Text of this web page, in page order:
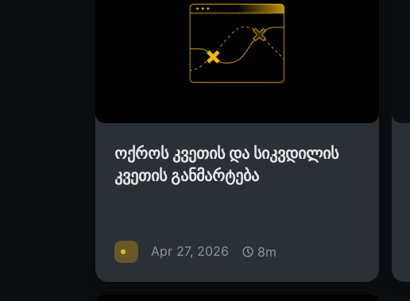
ოქროს კვეთის და სიკვდილის
კვეთის განმარტება
Apr 27, 2026 8m